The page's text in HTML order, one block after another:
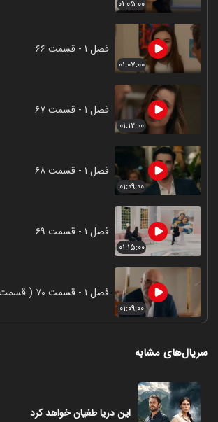
۰۱:۰۵:۰۰
۰۱:۰۷:۰۰
فصل ۱ - قسمت ۶۶
۰۱:۱۲:۰۰
فصل ۱ - قسمت ۶۷
۰۱:۰۹:۰۰
فصل ۱ - قسمت ۶۸
۰۱:۱۵:۰۰
فصل ۱ - قسمت ۶۹
۰۱:۰۹:۰۰
فصل ۱ - قسمت ۷۰ ( قسمت آخر)
سریال‌های مشابه
این دریا طغیان خواهد کرد